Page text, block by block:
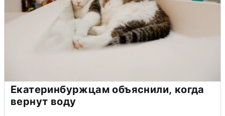
Екатеринбуржцам объяснили, когда
вернут воду